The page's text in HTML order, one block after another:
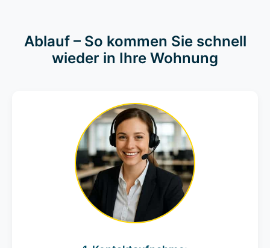
Ablauf – So kommen Sie schnell
wieder in Ihre Wohnung